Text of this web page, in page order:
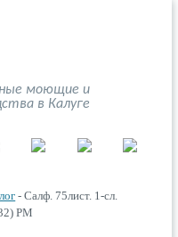
моющие и
в Калуге
- Салф. 75лист. 1-сл.
РМ